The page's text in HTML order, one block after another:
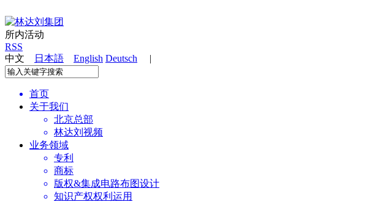
所内活动
RSS
中文
日本語 English Deutsch |
首页
关于我们
北京总部
林达刘视频
业务领域
专利
商标
版权&集成电路布图设计
知识产权权利运用